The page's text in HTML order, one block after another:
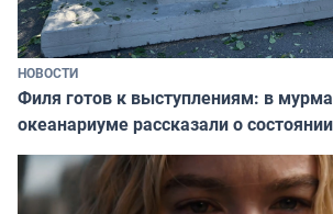
НОВОСТИ
Филя готов к выступлениям: в
океанариуме рассказали о